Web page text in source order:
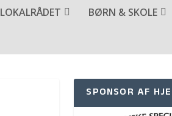
LOKALRÅDET BØRN & SKOLE
SPONSOR AF